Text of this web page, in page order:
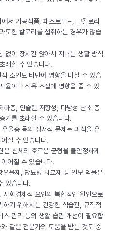
서 가공식품, 패스트푸드, 고칼로리
도한 칼로리를 섭취하는 경우가 많습
없이 장시간 앉아서 지내는 생활 방식
래할 수 있습니다.
소인도 비만에 영향을 미칠 수 있습
율이나 식욕 조절에 영향을 줄 수 있
하증, 인슐린 저항성, 다낭성 난소 증
가를 초래할 수 있습니다.
울증 등의 정서적 문제는 과식을 유
질 수 있습니다.
신체의 호르몬 균형을 불안정하게
어질 수 있습니다.
울제, 당뇨병 치료제 등 일부 약물은
있습니다.
회경제적 요인의 복합적인 원인으로
하기 위해서는 건강한 식습관, 규칙적
스 관리 등의 생활 습관 개선이 필요합
같은 전문가의 도움을 받는 것도 중